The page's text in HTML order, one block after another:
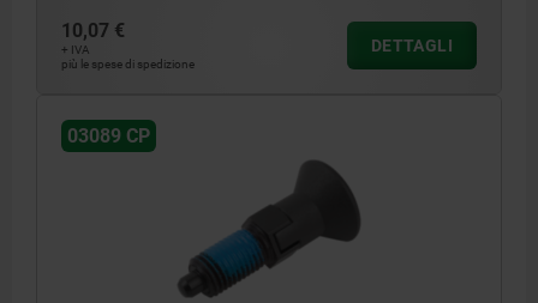
10,07 €
+ IVA
più le spese di spedizione
DETTAGLI
03089 CP